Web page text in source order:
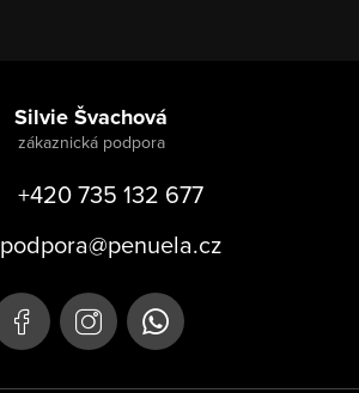
Silvie Švachová
+420 735 132 677
podpora@penuela.cz